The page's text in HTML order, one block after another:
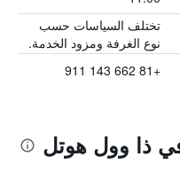
تختلف السياسات حسب
نوع الغرفة ومزود الخدمة.
+81 662 143 911
في ذا وول هوتل